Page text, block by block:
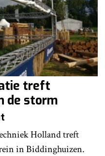
treft
de storm
Holland treft
in Biddinghuizen.